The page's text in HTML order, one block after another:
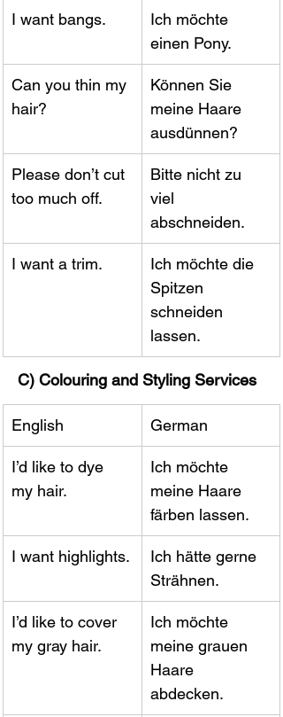
I want bangs.
Ich möchte
einen Pony.
Can you thin my
hair?
Können Sie
meine Haare
ausdünnen?
Please don’t cut
too much off.
Bitte nicht zu
viel
abschneiden.
I want a trim.
Ich möchte die
Spitzen
schneiden
lassen.
C) Colouring and Styling Services
English German
I’d like to dye
my hair.
Ich möchte
meine Haare
färben lassen.
I want highlights.
Ich hätte gerne
Strähnen.
I’d like to cover
my gray hair.
Ich möchte
meine grauen
Haare
abdecken.